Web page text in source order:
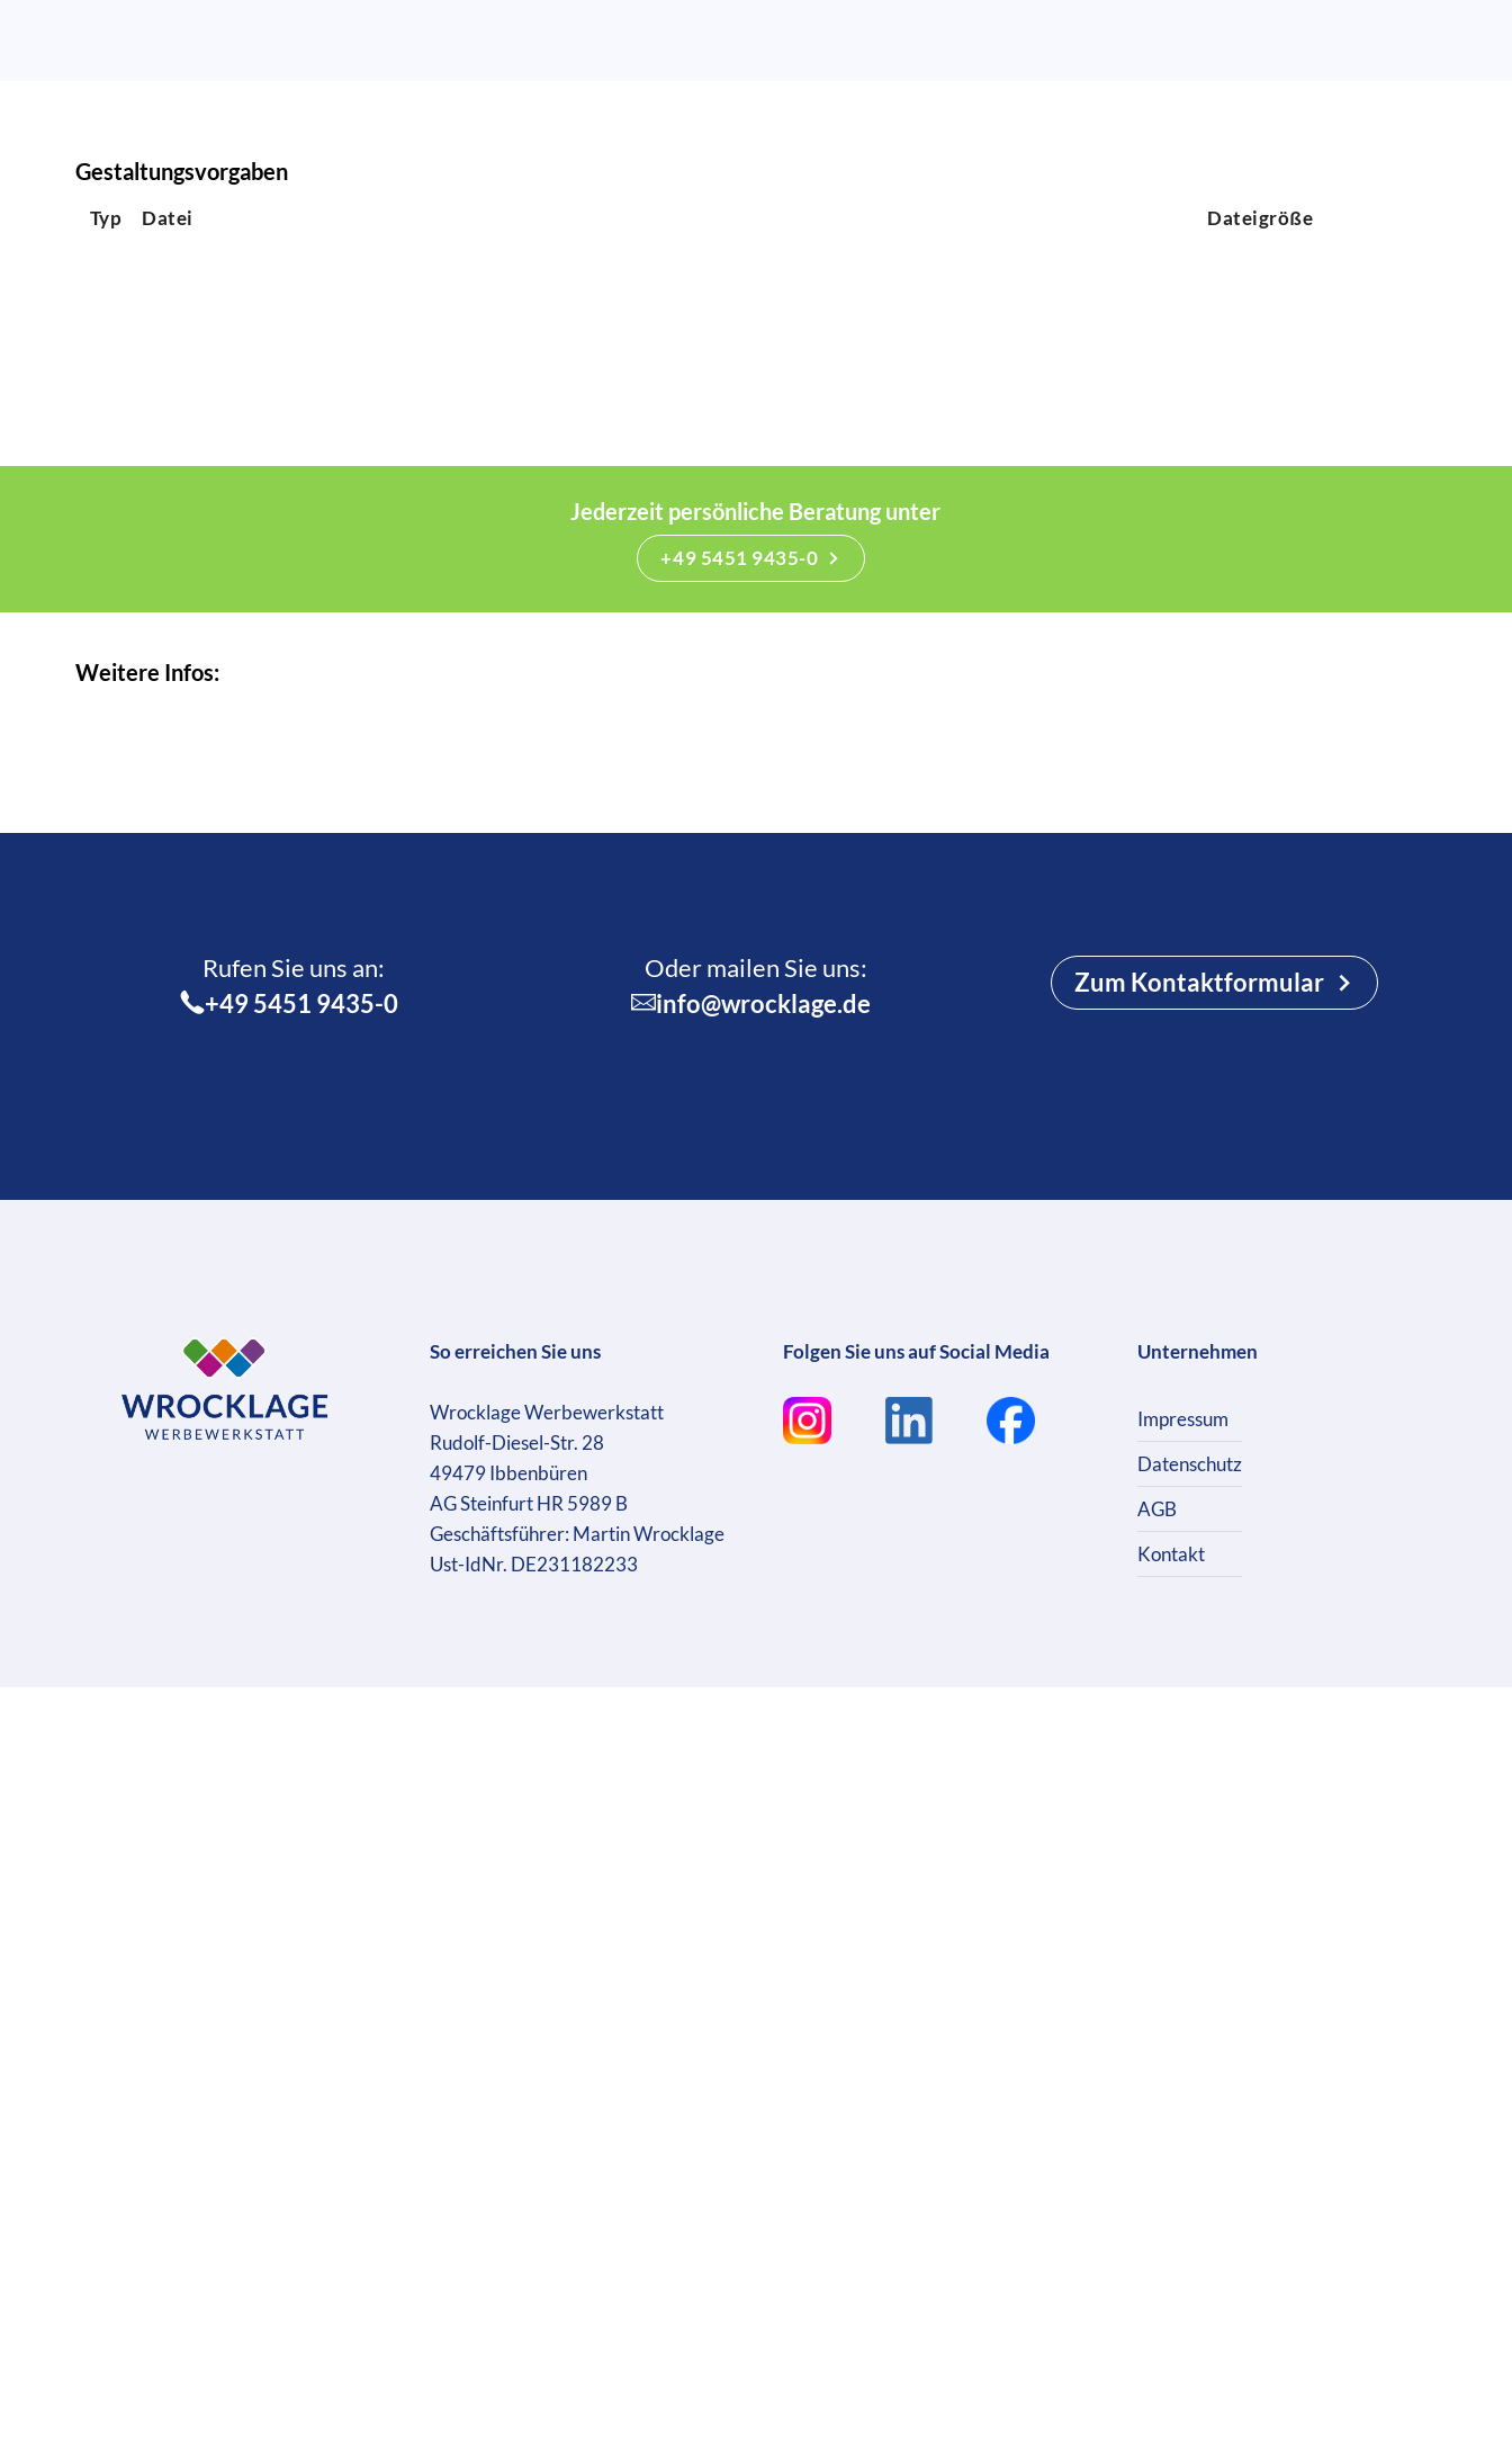
Gestaltungsvorgaben
Typ Datei Dateigröße
Jederzeit persönliche Beratung unter
+49 5451 9435-0
Weitere Infos:
Rufen Sie uns an:­
+49 5451 9435-0
Oder mailen Sie uns:
info@wrocklage.de
Zum Kontaktformular
So erreichen Sie uns
Wrocklage Werbewerkstatt
Rudolf-Diesel-Str. 28
49479 Ibbenbüren
AG Steinfurt HR 5989 B
Geschäftsführer: Martin Wrocklage
Ust-IdNr. DE231182233
Folgen Sie uns auf Social Media Unternehmen
Impressum
Datenschutz
AGB
Kontakt